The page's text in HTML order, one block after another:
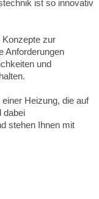
ist so innovativ
Konzepte zur
Anforderungen
und
Heizung, die auf
dabei
stehen Ihnen mit